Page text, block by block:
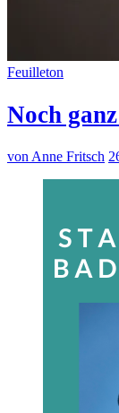
Feuilleton
Noch
von Anne Fritsch